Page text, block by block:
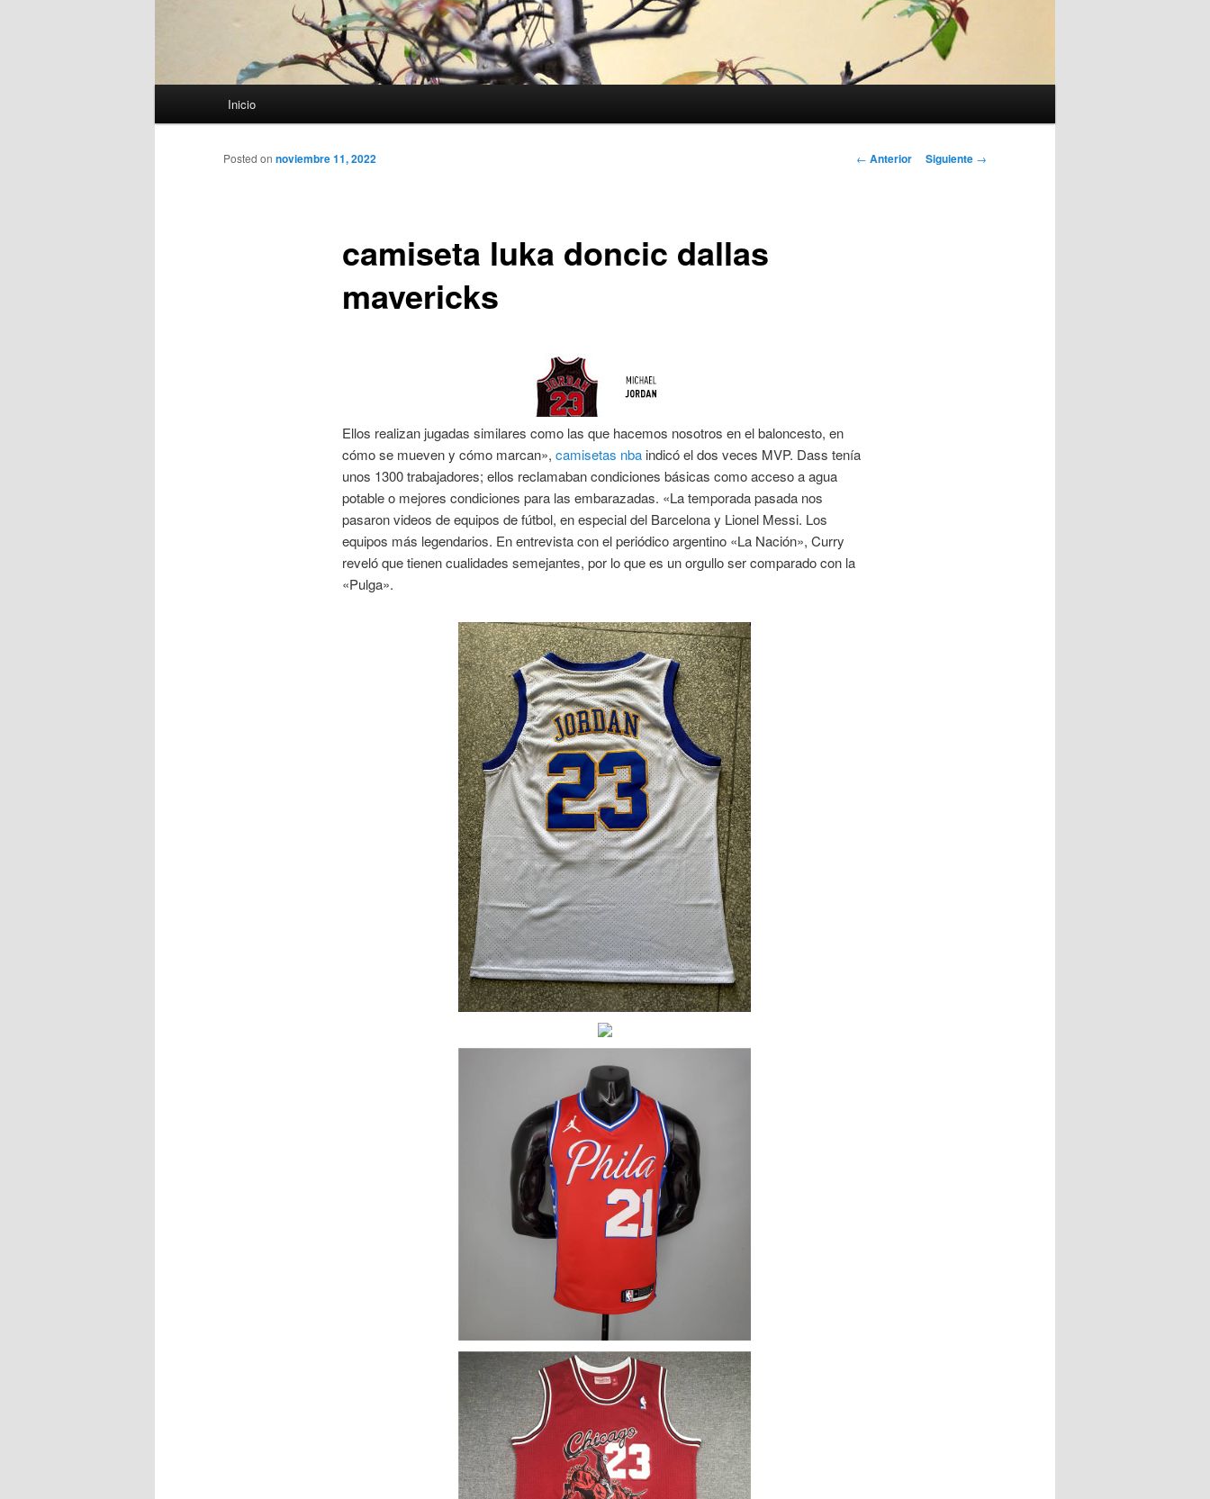
Inicio
Navegación
← Anterior Siguiente →
camiseta luka doncic dallas
mavericks
Posted on noviembre 11, 2022
Ellos realizan jugadas similares como las que hacemos nosotros en el baloncesto, en
cómo se mueven y cómo marcan», camisetas nbaindicó el dos veces MVP. Dass tenía
unos 1300 trabajadores; ellos reclamaban condiciones básicas como acceso a agua
potable o mejores condiciones para las embarazadas. «La temporada pasada nos
pasaron videos de equipos de fútbol, en especial del Barcelona y Lionel Messi. Los
equipos más legendarios. En entrevista con el periódico argentino «La Nación», Curry
reveló que tienen cualidades semejantes, por lo que es un orgullo ser comparado con la
«Pulga».